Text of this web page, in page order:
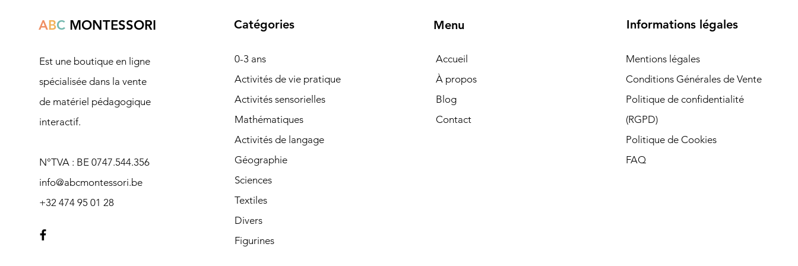
ABCMONTESSORI
Est une boutique en ligne
spécialisée dans la vente
de matériel pédagogique
interactif.
N°TVA : BE 0747.544.356
info@abcmontessori.be
+32 474 95 01 28
Catégories
0-3 ans
Activités de vie pratique
Activités sensorielles
Mathématiques
Activités de langage
Géographie
Sciences
Textiles
Divers
Figurines
Menu
Accueil
À propos
Blog
Contact
Informations légales
Mentions légales
Conditions Générales de Vente
Politique de confidentialité
(RGPD)​
Politique de Cookies
FAQ